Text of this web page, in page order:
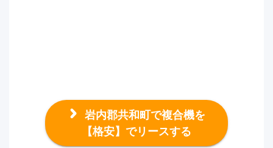
岩内郡共和町で複合機を
【格安】でリースする